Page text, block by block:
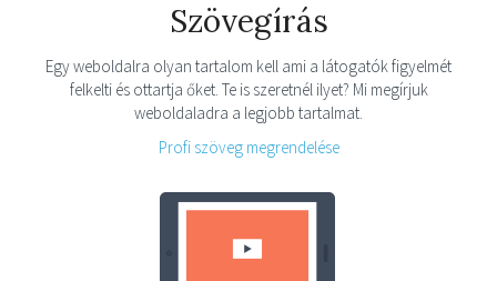
Szövegírás
Egy weboldalra olyan tartalom kell ami a látogatók figyelmét
felkelti és ottartja őket. Te is szeretnél ilyet? Mi megírjuk
weboldaladra a legjobb tartalmat.
Profi szöveg megrendelése